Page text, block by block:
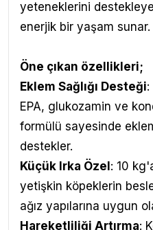
yeteneklerini
enerjik bir yaşam sunar.
Öne çıkan özellikleri;
Eklem Sağlığı Desteği:
EPA, glukozamin ve
formülü sayesinde eklem
destekler.
Küçük Irka Özel : 10
yetişkin köpeklerin
ağız yapılarına uygun
Hareketliliği Artırma: